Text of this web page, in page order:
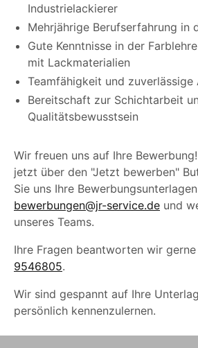
Industrielackierer
Mehrjährige Berufserfahrung in
Gute Kenntnisse in der
mit Lackmaterialien
Teamfähigkeit und zuverlässige
Bereitschaft zur Schichtarbeit
Qualitätsbewusstsein
Wir freuen uns auf Ihre
jetzt über den "Jetzt bewerben"
Sie uns Ihre
bewerbungen@jr-service.de und
unseres Teams.
Ihre Fragen beantworten wir
9546805.
Wir sind gespannt auf Ihre
persönlich kennenzulernen.